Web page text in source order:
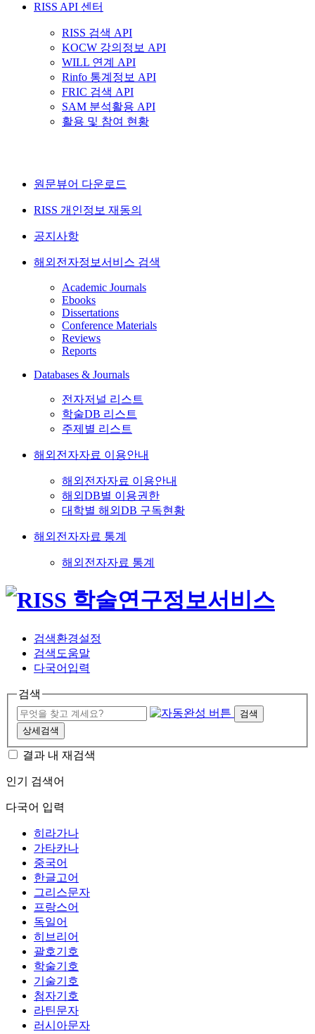
RISS API 센터
RISS 검색 API
KOCW 강의정보 API
WILL 연계 API
Rinfo 통계정보 API
FRIC 검색 API
SAM 분석활용 API
활용 및 참여 현황
원문뷰어 다운로드
RISS 개인정보 재동의
공지사항
해외전자정보서비스 검색
Academic Journals
Ebooks
Dissertations
Conference Materials
Reviews
Reports
Databases & Journals
전자저널 리스트
학술DB 리스트
주제별 리스트
해외전자자료 이용안내
해외전자자료 이용안내
해외DB별 이용권한
대학별 해외DB 구독현황
해외전자자료 통계
해외전자자료 통계
검색환경설정
검색도움말
다국어입력
검색
검색
상세검색
결과 내 재검색
인기 검색어
다국어 입력
히라가나
가타카나
중국어
한글고어
그리스문자
프랑스어
독일어
히브리어
괄호기호
학술기호
기술기호
첨자기호
라틴문자
러시아문자